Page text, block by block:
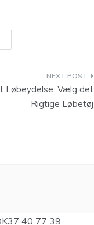
Løbeydelse: Vælg det
Rigtige Løbetøj
40 77 39